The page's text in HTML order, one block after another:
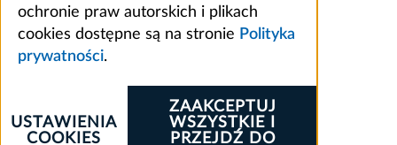
ochronie praw autorskich i plikach
cookies dostępne są na stronie Polityka
prywatności.
ZAAKCEPTUJ
WSZYSTKIE I
PRZEJDŹ DO
USTAWIENIA
COOKIES